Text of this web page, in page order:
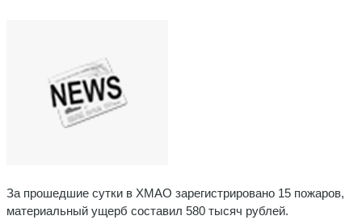
За прошедшие сутки в ХМАО зарегистрировано 15 пожаров,
материальный ущерб составил 580 тысяч рублей.